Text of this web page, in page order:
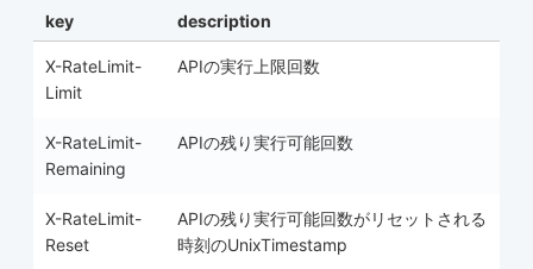
key description
X-RateLimit-
Limit
APIの実行上限回数
X-RateLimit-
Remaining
APIの残り実行可能回数
X-RateLimit-
Reset
APIの残り実行可能回数がリセットされる
時刻のUnixTimestamp